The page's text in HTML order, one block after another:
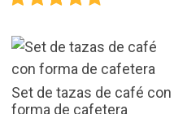
Set de tazas de café con
forma de cafetera